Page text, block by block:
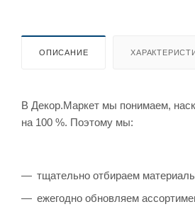
ОПИСАНИЕ
В Декор.Маркет мы понимаем,
на 100 %. Поэтому мы:
тщательно отбираем
ежегодно обновляем